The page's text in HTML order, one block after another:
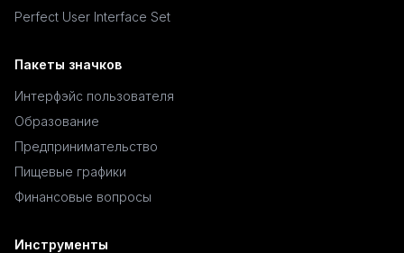
Perfect User Interface Set
Пакеты значков
Интерфэйс пользователя
Образование
Предпринимательство
Пищевые графики
Финансовые вопросы
Инструменты